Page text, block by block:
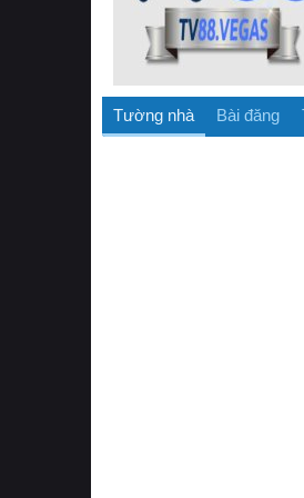
Tường nhà Bài đăng